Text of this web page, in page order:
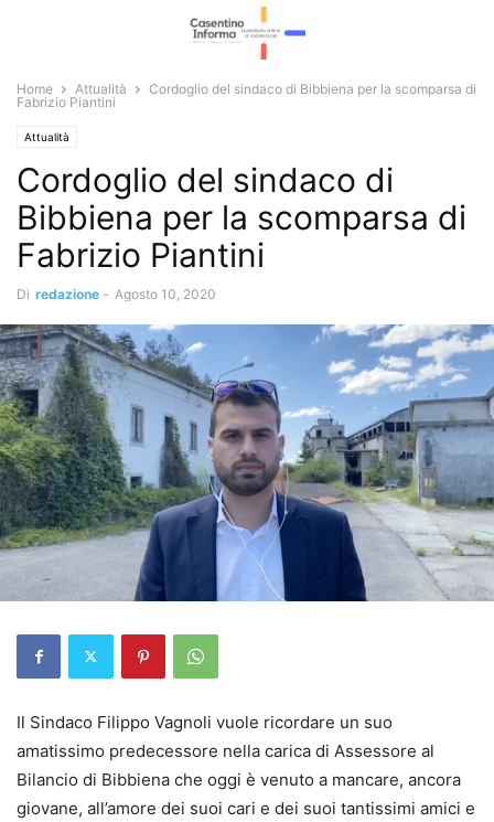
Home Attualità
Cordoglio del sindaco di Bibbiena per la scomparsa di
Fabrizio Piantini
Attualità
Cordoglio del sindaco di
Bibbiena per la scomparsa di
Fabrizio Piantini
Di redazione - Agosto 10, 2020
Il Sindaco Filippo Vagnoli vuole ricordare un suo
amatissimo predecessore nella carica di Assessore al
Bilancio di Bibbiena che oggi è venuto a mancare, ancora
giovane, all’amore dei suoi cari e dei suoi tantissimi amici e